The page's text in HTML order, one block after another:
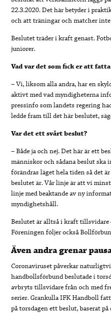
22.3.2020. Det här betyder i
och att träningar och matcher
Beslutet träder i kraft genast.
juniorer.
Vad var det som fick er att
– Vi, liksom alla andra, har en
aktivt med vad myndigheterna
pressinfo som landets regering
ledde fram till det här beslutet,
Var det ett svårt beslut?
– Både ja och nej. Det här är ett
människor och sådana beslut
förändras läget hela tiden så det
beslutet är. Vår linje är att vi
linje med beaktande av ny
myndighetshåll.
Beslutet är alltså i kraft
Föreningen följer också
Även andra grenar
Coronaviruset påverkar
handbollsförbund beslutade i
avbryts tillsvidare från och med
serier.Grankulla IFK Handboll
på torsdagen ett beslut, baserat